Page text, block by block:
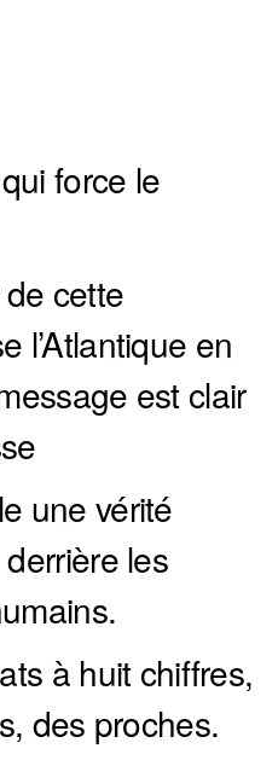
force le
cette
l’Atlantique en
est clair
une vérité
les
à huit chiffres,
des proches.